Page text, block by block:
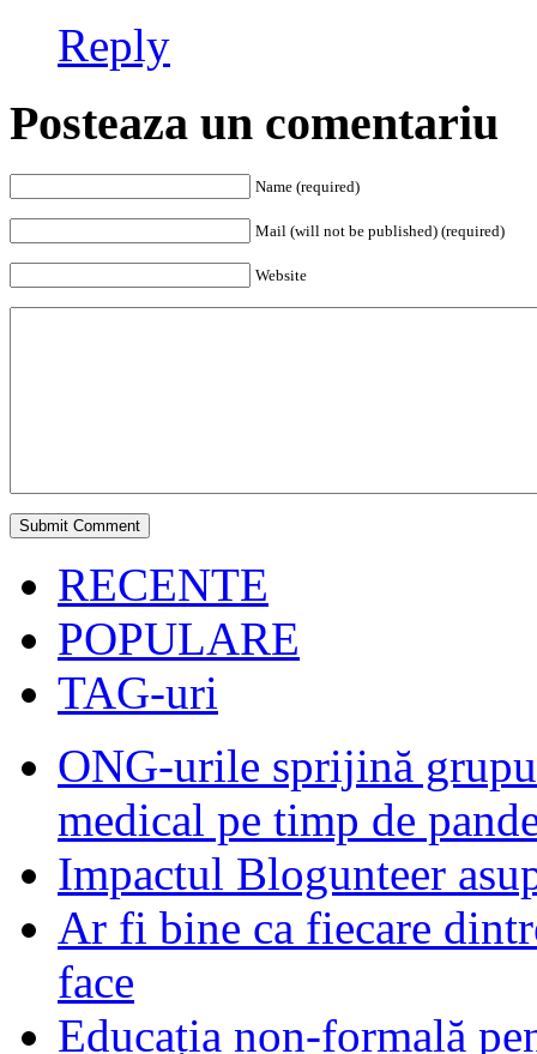
Reply
Posteaza un comentariu
Name (required)
Mail (will not be published) (required)
Website
RECENTE
POPULARE
TAG-uri
ONG-urile sprijină
medical pe timp de
Impactul Blogunteer
Ar fi bine ca fiecare
face
Educația non-formală